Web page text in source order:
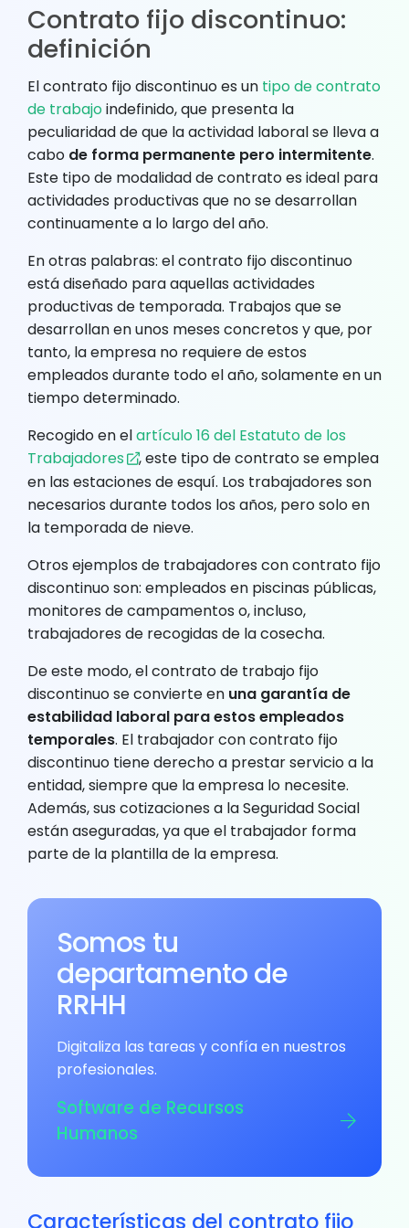
Contrato fijo discontinuo:
definición
El contrato fijo discontinuo es un tipo de contrato
de trabajoindefinido, que presenta la
peculiaridad de que la actividad laboral se lleva a
cabo de forma permanente pero intermitente.
Este tipo de modalidad de contrato es ideal para
actividades productivas que no se desarrollan
continuamente a lo largo del año.
En otras palabras: el contrato fijo discontinuo
está diseñado para aquellas actividades
productivas de temporada. Trabajos que se
desarrollan en unos meses concretos y que, por
tanto, la empresa no requiere de estos
empleados durante todo el año, solamente en un
tiempo determinado.
Recogido en elartículo 16 del Estatuto de los
Trabajadores
, este tipo de contrato se emplea
en las estaciones de esquí. Los trabajadores son
necesarios durante todos los años, pero solo en
la temporada de nieve.
Otros ejemplos de trabajadores con contrato fijo
discontinuo son: empleados en piscinas públicas,
monitores de campamentos o, incluso,
trabajadores de recogidas de la cosecha.
De este modo, el contrato de trabajo fijo
discontinuo se convierte en una garantía de
estabilidad laboral para estos empleados
temporales. El trabajador con contrato fijo
discontinuo tiene derecho a prestar servicio a la
entidad, siempre que la empresa lo necesite.
Además, sus cotizaciones a la Seguridad Social
están aseguradas, ya que el trabajador forma
parte de la plantilla de la empresa.
Somos tu
departamento de
RRHH
Digitaliza las tareas y confía en nuestros
profesionales.
Software de Recursos
Humanos
Características del contrato fijo